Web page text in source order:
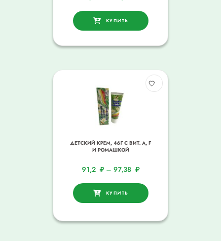
КУПИТЬ
ДЕТСКИЙ КРЕМ, 46Г С ВИТ. A, F
И РОМАШКОЙ
91,2 ₽ – 97,38 ₽
КУПИТЬ